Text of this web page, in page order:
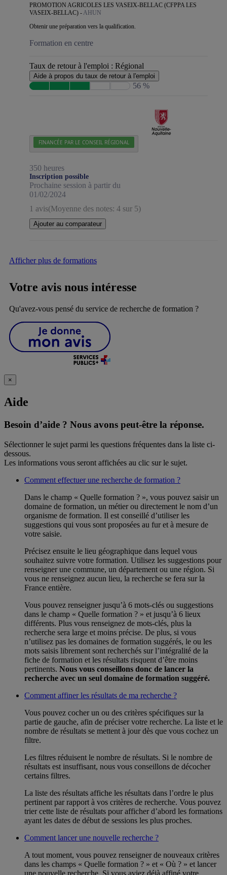
PROMOTION AGRICOLES LES VASEIX-BELLAC (CFPPA LES
VASEIX-BELLAC) -AHUN
Obtenir une préparation vers la qualification.
Formation en centre
Taux de retour à l'emploi : Régional
Aide à propos du taux de retour à l'emploi
56 %
FINANCÉE PAR LE CONSEIL RÉGIONAL
350 heures
Inscription possible
Prochaine session à partir du
01/02/2024
1 avis(Moyenne des notes: 4 sur 5)
Ajouter au comparateur
Afficher plus de formations
Votre avis nous intéresse
Qu'avez-vous pensé du service de recherche de formation ?
×
Aide
Besoin d’aide ? Nous avons peut-être la réponse.
Sélectionner le sujet parmi les questions fréquentes dans la liste ci-
dessous.
Les informations vous seront affichées au clic sur le sujet.
Comment effectuer une recherche de formation ?
Dans le champ « Quelle formation ? », vous pouvez saisir un
domaine de formation, un métier ou directement le nom d’un
organisme de formation. Il est conseillé d’utiliser les
suggestions qui vous sont proposées au fur et à mesure de
votre saisie.
Précisez ensuite le lieu géographique dans lequel vous
souhaitez suivre votre formation. Utilisez les suggestions pour
renseigner une commune, un département ou une région. Si
vous ne renseignez aucun lieu, la recherche se fera sur la
France entière.
Vous pouvez renseigner jusqu’à 6 mots-clés ou suggestions
dans le champ « Quelle formation ? » et jusqu’à 6 lieux
différents. Plus vous renseignez de mots-clés, plus la
recherche sera large et moins précise. De plus, si vous
n’utilisez pas les domaines de formation suggérés, le ou les
mots saisis librement sont recherchés sur l’intégralité de la
fiche de formation et les résultats risquent d’être moins
pertinents. Nous vous conseillons donc de lancer la
recherche avec un seul domaine de formation suggéré.
Comment affiner les résultats de ma recherche ?
Vous pouvez cocher un ou des critères spécifiques sur la
partie de gauche, afin de préciser votre recherche. La liste et le
nombre de résultats se mettent à jour dès que vous cochez un
filtre.
Les filtres réduisent le nombre de résultats. Si le nombre de
résultats est insuffisant, nous vous conseillons de décocher
certains filtres.
La liste des résultats affiche les résultats dans l’ordre le plus
pertinent par rapport à vos critères de recherche. Vous pouvez
trier cette liste de résultats pour afficher d’abord les formations
ayant les dates de début de sessions les plus proches.
Comment lancer une nouvelle recherche ?
A tout moment, vous pouvez renseigner de nouveaux critères
dans les champs « Quelle formation ? » et « Où ? » et lancer
une nouvelle recherche. Si vous aviez déjà affiné votre